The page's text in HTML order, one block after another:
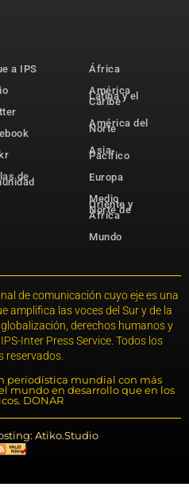
a IPS
de
África
América
Latina y el
Caribe
América del
Norte
Asia-
Pacífico
Europa
Medio
Oriente y
Norte de
África
Mundo
de comunicación cuyo eje es una
amplifica las voces del Sur y de la
derechos humanos y
Inter Press Service. Todos los
reservados.
periodística mundial con más
mundo en desarrollo que en los
DONAR
Atiko.Studio